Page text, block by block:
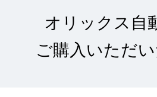
オリックス自
ご購入いただ